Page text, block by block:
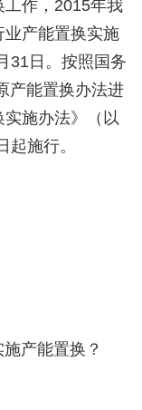
作，2015年我
产能置换实施
31日。按照国务
产能置换办法进
施办法》（以
施行。
产能置换？